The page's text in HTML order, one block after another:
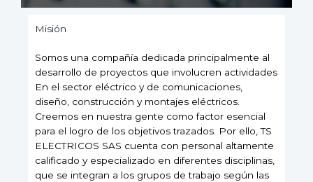
Misión
Somos una compañía dedicada principalmente al
desarrollo de proyectos que involucren actividades
En el sector eléctrico y de comunicaciones,
diseño, construcción y montajes eléctricos.
Creemos en nuestra gente como factor esencial
para el logro de los objetivos trazados. Por ello, TS
ELECTRICOS SAS cuenta con personal altamente
calificado y especializado en diferentes disciplinas,
que se integran a los grupos de trabajo según las